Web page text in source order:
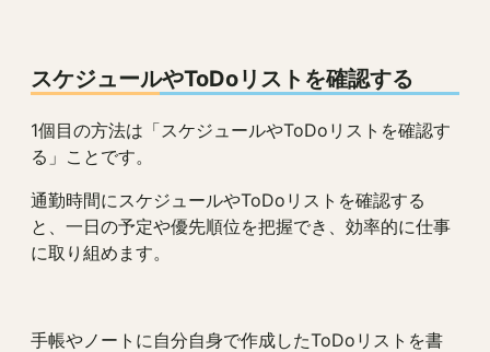
スケジュールやToDoリストを確認する
1個目の方法は「スケジュールやToDoリストを確認す
る」ことです。
通勤時間にスケジュールやToDoリストを確認する
と、一日の予定や優先順位を把握でき、効率的に仕事
に取り組めます。
手帳やノートに自分自身で作成したToDoリストを書